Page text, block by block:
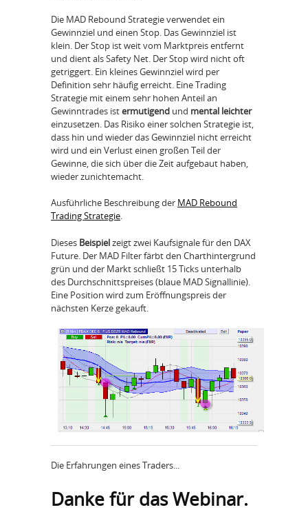
Die MAD Rebound Strategie verwendet ein
Gewinnziel und einen Stop. Das Gewinnziel ist
klein. Der Stop ist weit vom Marktpreis entfernt
und dient als Safety Net. Der Stop wird nicht oft
getriggert. Ein kleines Gewinnziel wird per
Definition sehr häufig erreicht. Eine Trading
Strategie mit einem sehr hohen Anteil an
Gewinntrades istermutigend und mental leichter
einzusetzen. Das Risiko einer solchen Strategie ist,
dass hin und wieder das Gewinnziel nicht erreicht
wird und ein Verlust einen großen Teil der
Gewinne, die sich über die Zeit aufgebaut haben,
wieder zunichtemacht.
Ausführliche Beschreibung der MAD Rebound
Trading Strategie.
Dieses Beispielzeigt zwei Kaufsignale für den DAX
Future. Der MAD Filter färbt den Charthintergrund
grün und der Markt schließt 15 Ticks unterhalb
des Durchschnittspreises (blaue MAD Signallinie).
Eine Position wird zum Eröffnungspreis der
nächsten Kerze gekauft.
Die Erfahrungen eines Traders...
Danke für das Webinar.